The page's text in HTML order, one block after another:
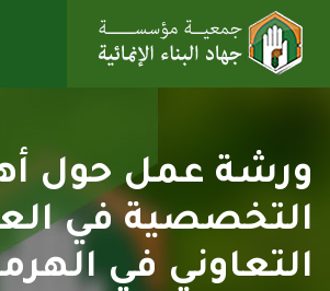
ورشة عمل حول
التخصصية في
التعاوني في